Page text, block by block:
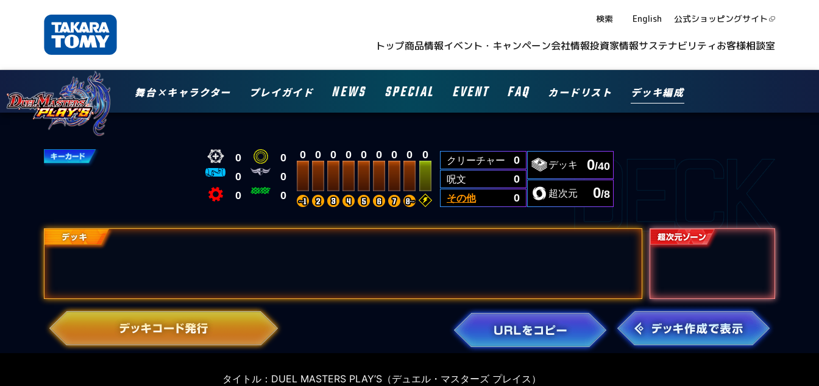
検索 English 公式ショッピングサイト
トップ商品情報イベント・キャンペーン会社情報投資家情報サステナビリティお客様相談室
舞台×キャラクター プレイガイド NEWS SPECIAL EVENT FAQ カードリスト デッキ編成
0
0
0
0
0
0
0 0 0 0 0 0 0 0 0 クリーチャー
0
呪文
0
その他
0
デッキ 0/40
超次元 0/8
タイトル：DUEL MASTERS PLAY’S（デュエル・マスターズ プレイス）